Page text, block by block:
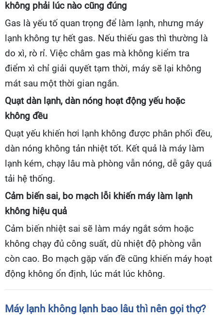
không phải lúc nào cũng đúng
Gas là yếu tố quan trọng để làm lạnh, nhưng máy
lạnh không tự hết gas. Nếu thiếu gas thì thường là
do xì, rò rỉ. Việc châm gas mà không kiểm tra
điểm xì chỉ giải quyết tạm thời, máy sẽ lại không
mát sau một thời gian ngắn.
Quạt dàn lạnh, dàn nóng hoạt động yếu hoặc
không đều
Quạt yếu khiến hơi lạnh không được phân phối đều,
dàn nóng không tản nhiệt tốt. Kết quả là máy làm
lạnh kém, chạy lâu mà phòng vẫn nóng, dễ gây quá
tải hệ thống.
Cảm biến sai, bo mạch lỗi khiến máy làm lạnh
không hiệu quả
Cảm biến nhiệt sai sẽ làm máy ngắt sớm hoặc
không chạy đủ công suất, dù nhiệt độ phòng vẫn
còn cao. Bo mạch gặp vấn đề cũng khiến máy hoạt
động không ổn định, lúc mát lúc không.
Máy lạnh không lạnh bao lâu thì nên gọi thợ?